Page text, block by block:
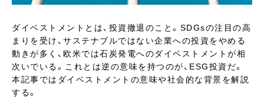
ダイベストメントとは、投資撤退のこと。SDGsの注目の高
まりを受け、サステナブルではない企業への投資をやめる
動きが多く、欧米では石炭発電へのダイベストメントが相
次いでいる。これとは逆の意味を持つのが、ESG投資だ。
本記事ではダイベストメントの意味や社会的な背景を解説
する。